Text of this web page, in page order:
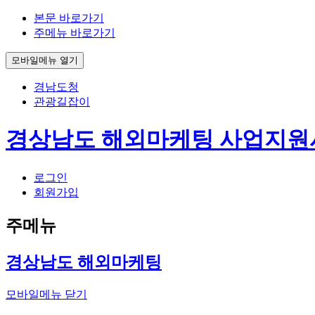
본문 바로가기
주메뉴 바로가기
모바일메뉴 열기
경남도청
관광길잡이
경상남도 해외마케팅 사업지
로그인
회원가입
주메뉴
경상남도 해외마케팅
모바일메뉴 닫기